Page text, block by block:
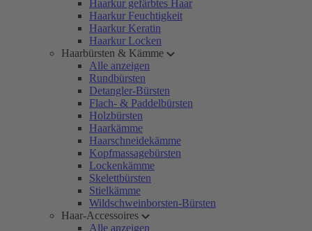
Haarkur gefärbtes Haar
Haarkur Feuchtigkeit
Haarkur Keratin
Haarkur Locken
Haarbürsten & Kämme
Alle anzeigen
Rundbürsten
Detangler-Bürsten
Flach- & Paddelbürsten
Holzbürsten
Haarkämme
Haarschneidekämme
Kopfmassagebürsten
Lockenkämme
Skelettbürsten
Stielkämme
Wildschweinborsten-Bürsten
Haar-Accessoires
Alle anzeigen